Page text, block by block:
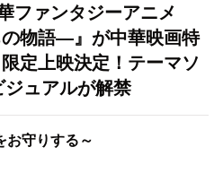
ファンタジーアニメ
物語―』が中華映画特
定上映決定！テーマソ
ュアルが解禁
守りする～